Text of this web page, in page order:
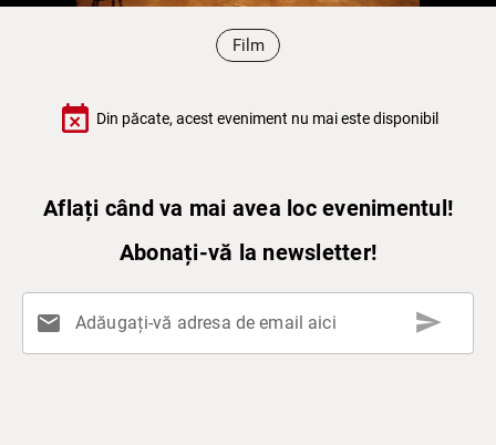
Film
event_busy Din păcate, acest eveniment nu mai este disponibil
Aflați când va mai avea loc evenimentul!
Abonați-vă la newsletter!
mail Adăugați-vă adresa de email aici send